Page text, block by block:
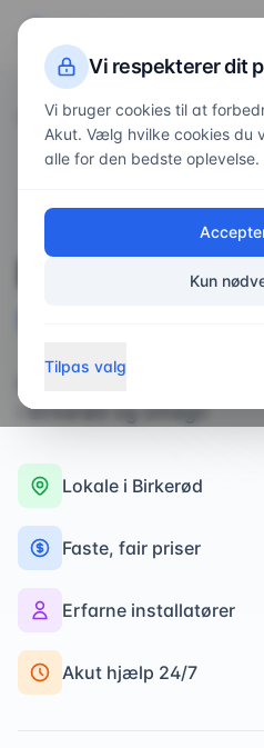
Forside
/
Områder
/Birkerød
VVS-service iBirkerød
Professionel
professionel VVS-
i Birkerød og omegn
Lokale i Birkerød
Faste, fair priser
Erfarne installatører
Akut hjælp 24/7
Vi respekterer dit
Vi bruger cookies til at
Akut. Vælg hvilke cookies du
alle for den bedste oplevelse.
Kun
Tilpas valg